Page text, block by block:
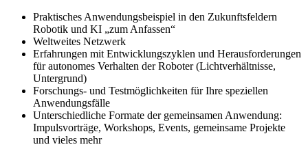
Praktisches Anwendungsbeispiel in den Zukunftsfeldern
Robotik und KI „zum Anfassen“
Weltweites Netzwerk
Erfahrungen mit Entwicklungszyklen und Herausforderungen
für autonomes Verhalten der Roboter (Lichtverhältnisse,
Untergrund)
Forschungs- und Testmöglichkeiten für Ihre speziellen
Anwendungsfälle
Unterschiedliche Formate der gemeinsamen Anwendung:
Impulsvorträge, Workshops, Events, gemeinsame Projekte
und vieles mehr